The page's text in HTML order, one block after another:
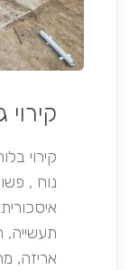
קירוי
נוח ,
אריזה,